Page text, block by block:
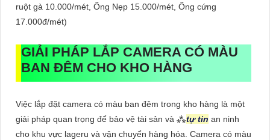
ruột gà 10.000/mét, Ống Nẹp 15.000/mét, Ống cứng
17.000đ/mét)
GIẢI PHÁP LẮP CAMERA CÓ MÀU
BAN ĐÊM CHO KHO HÀNG
Việc lắp đặt camera có màu ban đêm trong kho hàng là một
giải pháp quan trọng để bảo vệ tài sản và ⁂tự tin an ninh
cho khu vực lageru và vận chuyển hàng hóa. Camera có màu